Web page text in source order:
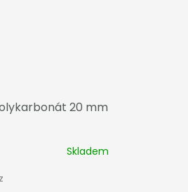
20 mm
Skladem